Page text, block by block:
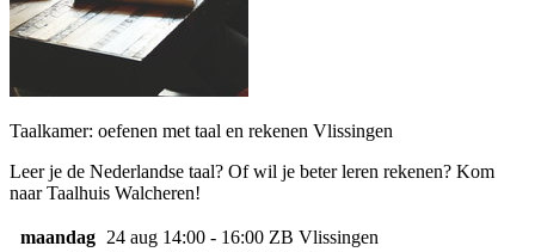
Taalkamer: oefenen met taal en rekenen Vlissingen
Leer je de Nederlandse taal? Of wil je beter leren rekenen? Kom
naar Taalhuis Walcheren!
maandag 24 aug 14:00 - 16:00 ZB Vlissingen